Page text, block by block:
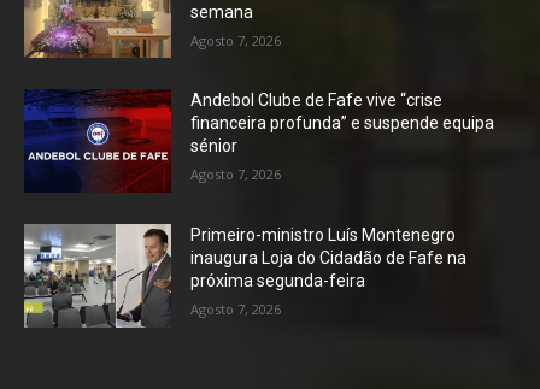
semana
Agosto 7, 2026
Andebol Clube de Fafe vive “crise
financeira profunda” e suspende equipa
sénior
Agosto 7, 2026
Primeiro-ministro Luís Montenegro
inaugura Loja do Cidadão de Fafe na
próxima segunda-feira
Agosto 7, 2026